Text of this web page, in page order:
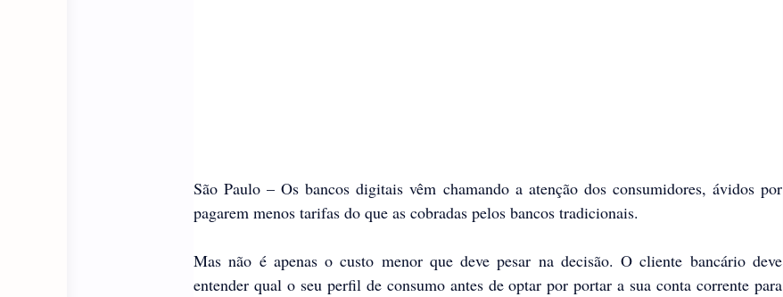
São Paulo – Os bancos digitais vêm chamando a atenção dos consumidores, ávidos por
pagarem menos tarifas do que as cobradas pelos bancos tradicionais.
Mas não é apenas o custo menor que deve pesar na decisão. O cliente bancário deve
entender qual o seu perfil de consumo antes de optar por portar a sua conta corrente para